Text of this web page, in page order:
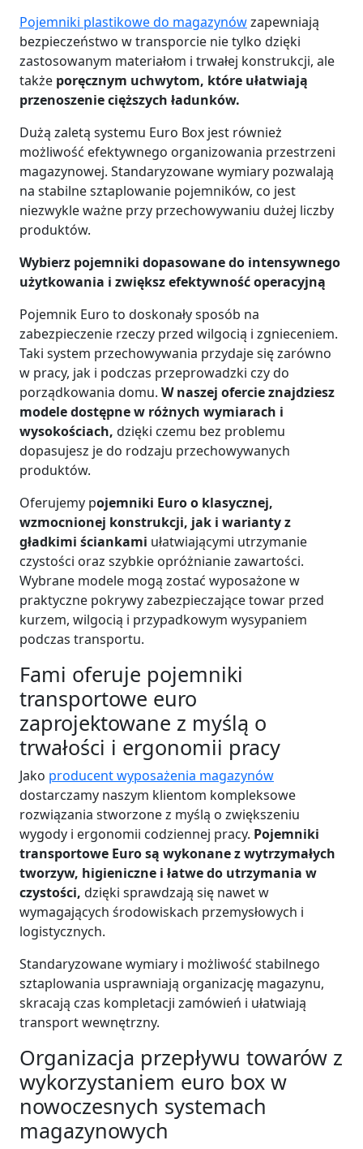
Pojemniki plastikowe do magazynówzapewniają
bezpieczeństwo w transporcie nie tylko dzięki
zastosowanym materiałom i trwałej konstrukcji, ale
także poręcznym uchwytom, które ułatwiają
przenoszenie cięższych ładunków.
Dużą zaletą systemu Euro Box jest również
możliwość efektywnego organizowania przestrzeni
magazynowej. Standaryzowane wymiary pozwalają
na stabilne sztaplowanie pojemników, co jest
niezwykle ważne przy przechowywaniu dużej liczby
produktów.
Wybierz pojemniki dopasowane do intensywnego
użytkowania i zwiększ efektywność operacyjną
Pojemnik Euro to doskonały sposób na
zabezpieczenie rzeczy przed wilgocią i zgnieceniem.
Taki system przechowywania przydaje się zarówno
w pracy, jak i podczas przeprowadzki czy do
porządkowania domu. W naszej ofercie znajdziesz
modele dostępne w różnych wymiarach i
wysokościach, dzięki czemu bez problemu
dopasujesz je do rodzaju przechowywanych
produktów.
Oferujemy pojemniki Euro o klasycznej,
wzmocnionej konstrukcji, jak i warianty z
gładkimi ściankami ułatwiającymi utrzymanie
czystości oraz szybkie opróżnianie zawartości.
Wybrane modele mogą zostać wyposażone w
praktyczne pokrywy zabezpieczające towar przed
kurzem, wilgocią i przypadkowym wysypaniem
podczas transportu.
Fami oferuje pojemniki
transportowe euro
zaprojektowane z myślą o
trwałości i ergonomii pracy
Jako producent wyposażenia magazynów
dostarczamy naszym klientom kompleksowe
rozwiązania stworzone z myślą o zwiększeniu
wygody i ergonomii codziennej pracy. Pojemniki
transportowe Euro są wykonane z wytrzymałych
tworzyw, higieniczne i łatwe do utrzymania w
czystości, dzięki sprawdzają się nawet w
wymagających środowiskach przemysłowych i
logistycznych.
Standaryzowane wymiary i możliwość stabilnego
sztaplowania usprawniają organizację magazynu,
skracają czas kompletacji zamówień i ułatwiają
transport wewnętrzny.
Organizacja przepływu towarów z
wykorzystaniem euro box w
nowoczesnych systemach
magazynowych